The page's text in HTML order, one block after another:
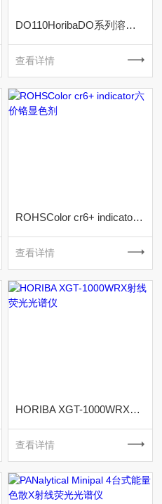
DO110HoribaDO系列溶解氧测试仪
查看详情
ROHSColor cr6+ indicator六价铬显色剂
查看详情
HORIBA XGT-1000WRX射线荧光光谱仪
查看详情